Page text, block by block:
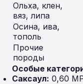
Ольха, клен,
вяз, липа
Осина, ива,
тополь
Прочие
породы
Особые
Саксаул: 0,60